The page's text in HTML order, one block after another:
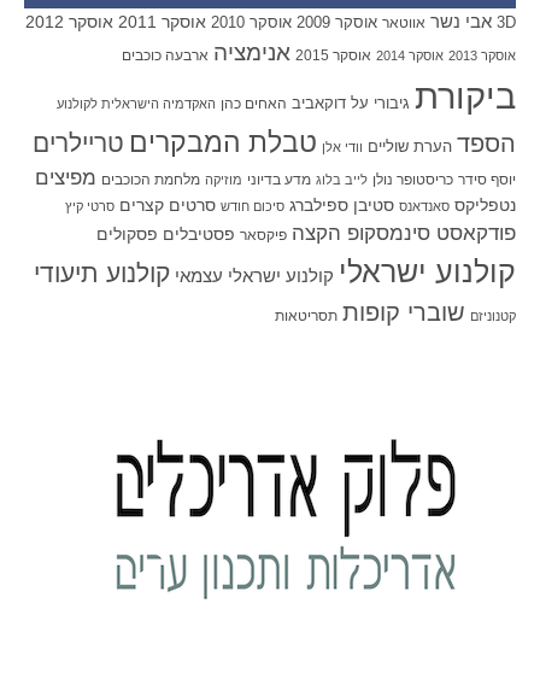
3D אבי נשר אווטאר אוסקר 2009 אוסקר 2010 אוסקר 2011 אוסקר 2012
אוסקר 2013 אוסקר 2014 אוסקר 2015 אנימציה ארבעה כוכבים
ביקורת גיבורי על דוקאביב האחים כהן האקדמיה הישראלית לקולנוע
הספד הערת שוליים וודי אלן טבלת המבקרים טריילרים
יוסף סידר כריסטופר נולן לייב בלוג מדע בדיוני מוזיקה מלחמת הכוכבים מפיצים
נטפליקס סאנדאנס סטיבן ספילברג סיכום חודש סרטים קצרים סרטי קיץ
פודקאסט סינמסקופ הקצה פיקסאר פסטיבלים פסקולים
קולנוע ישראלי קולנוע ישראלי עצמאי קולנוע תיעודי
קטנוניזם שוברי קופות תסריטאות